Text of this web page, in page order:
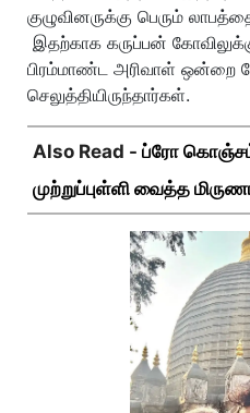
குழுவினருக்கு பெரும்
இதற்காக கருப்பன்
பிரம்மாண்ட அரிவாள் ஒன்றை
செலுத்தியிருந்தார்கள்.
Also Read - ப்ரோ கொஞ்சம்
முற்றுப்புள்ளி வைத்த